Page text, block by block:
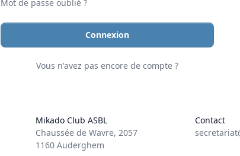
Mot de passe oublié ?
Connexion
Vous n'avez pas encore de compte ?
Mikado Club ASBL
Chaussée de Wavre, 2057
1160 Auderghem
Contact